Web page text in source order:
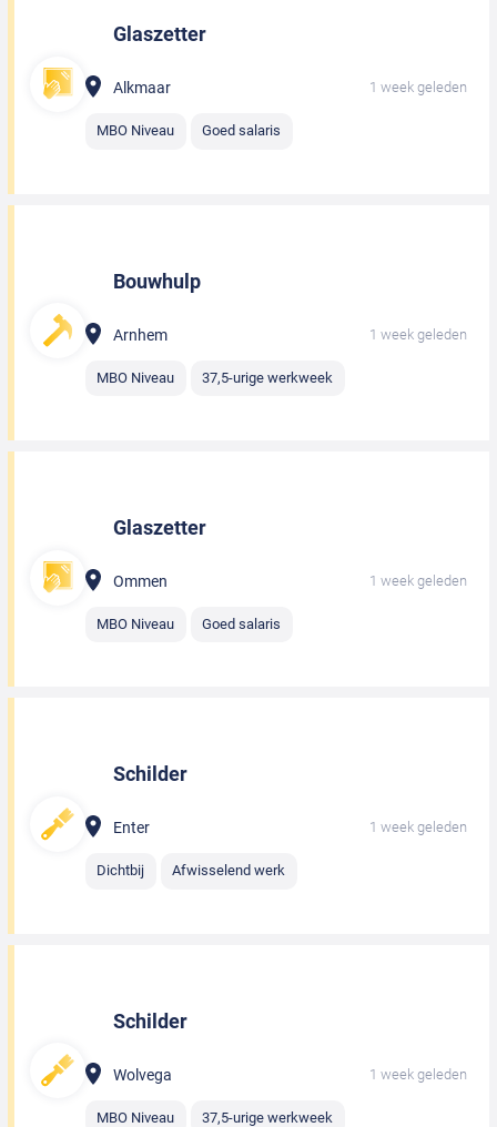
Glaszetter
Alkmaar 1 week geleden
MBO Niveau Goed salaris
Bouwhulp
Arnhem 1 week geleden
MBO Niveau 37,5-urige werkweek
Glaszetter
Ommen 1 week geleden
MBO Niveau Goed salaris
Schilder
Enter 1 week geleden
Dichtbij Afwisselend werk
Schilder
Wolvega 1 week geleden
MBO Niveau 37,5-urige werkweek